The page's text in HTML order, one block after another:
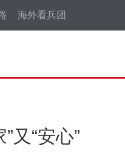
海外看兵团
又“安心”